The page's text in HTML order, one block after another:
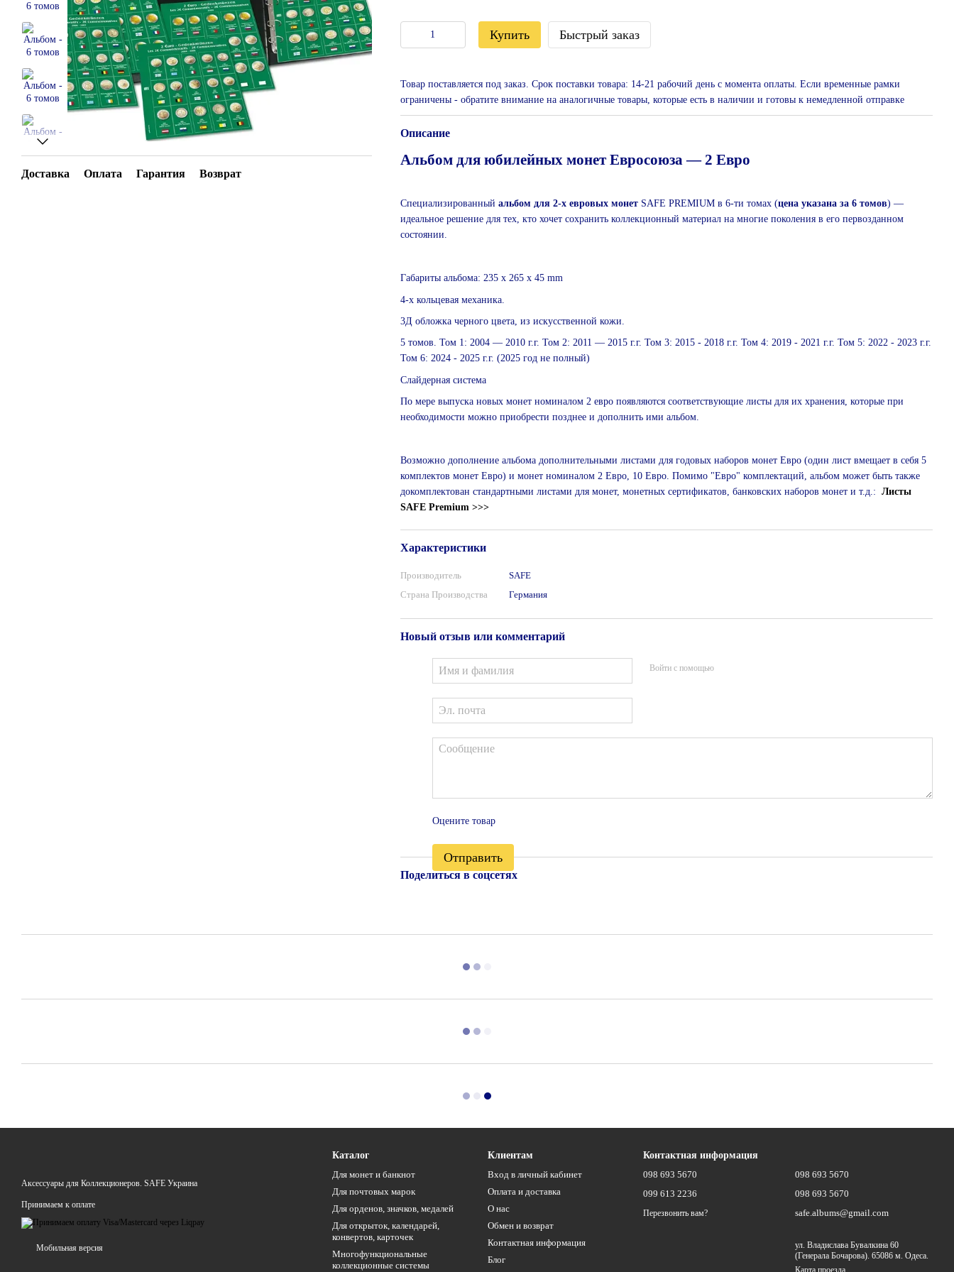
Доставка Оплата Гарантия Возврат
Купить Быстрый заказ
Товар поставляется под заказ. Срок поставки товара: 14-21 рабочий день с момента оплаты. Если временные рамки
ограничены - обратите внимание на аналогичные товары, которые есть в наличии и готовы к немедленной отправке
Описание
Альбом для юбилейных монет Евросоюза ― 2 Евро
Специализированный альбом для 2-х евровых монет SAFE PREMIUM в 6-ти томах (цена указана за 6 томов) ―
идеальное решение для тех, кто хочет сохранить коллекционный материал на многие поколения в его первозданном
состоянии.
Габариты альбома: 235 x 265 x 45 mm
4-х кольцевая механика.
3Д обложка черного цвета, из искусственной кожи.
5 томов. Том 1: 2004 ― 2010 г.г. Том 2: 2011 ― 2015 г.г. Том 3: 2015 - 2018 г.г. Том 4: 2019 - 2021 г.г. Том 5: 2022 - 2023 г.г.
Том 6: 2024 - 2025 г.г. (2025 год не полный)
Слайдерная система
По мере выпуска новых монет номиналом 2 евро появляются соответствующие листы для их хранения, которые при
необходимости можно приобрести позднее и дополнить ими альбом.
Возможно дополнение альбома дополнительными листами для годовых наборов монет Евро (один лист вмещает в себя 5
комплектов монет Евро) и монет номиналом 2 Евро, 10 Евро. Помимо "Евро" комплектаций, альбом может быть также
докомплектован стандартными листами для монет, монетных сертификатов, банковских наборов монет и т.д.: Листы
SAFE Premium >>>
Характеристики
Производитель
SAFE
Страна Производства
Германия
Новый отзыв или комментарий
Войти с помощью
Оцените товар
Отправить
Поделиться в соцсетях
Аксессуары для Коллекционеров. SAFE Украина
Принимаем к оплате
Мобильная версия
Каталог
Для монет и банкнот
Для почтовых марок
Для орденов, значков, медалей
Для открыток, календарей,
конвертов, карточек
Многофункциональные
коллекционные системы
Клиентам
Вход в личный кабинет
Оплата и доставка
О нас
Обмен и возврат
Контактная информация
Блог
Контактная информация
098 693 5670
099 613 2236
Перезвонить вам?
098 693 5670
098 693 5670
safe.albums@gmail.com
ул. Владислава Бувалкина 60
(Генерала Бочарова). 65086 м. Одеса.
Карта проезда